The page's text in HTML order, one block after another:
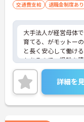
交通費支給
退職金制度あり
大手法人が経営母体
育てる、がモットー
と長く安心して働け
もあるので、経験を
ご興味のある方は是
い。
詳細を